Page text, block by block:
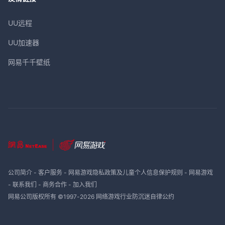
UU远程
UU加速器
网易千千壁纸
公司简介- 客户服务- 网易游戏隐私政策及儿童个人信息保护规则 - 网易游戏
- 联系我们 - 商务合作- 加入我们
网易公司版权所有 ©1997-2026 网络游戏行业防沉迷自律公约